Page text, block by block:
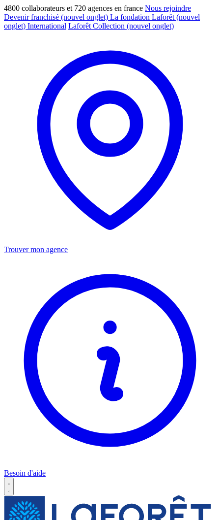
4800 collaborateurs et 720 agences en france Nous rejoindre
Devenir franchisé (nouvel onglet) La fondation Laforêt (nouvel
onglet) International Laforêt Collection (nouvel onglet)
Trouver mon agence
Besoin d'aide